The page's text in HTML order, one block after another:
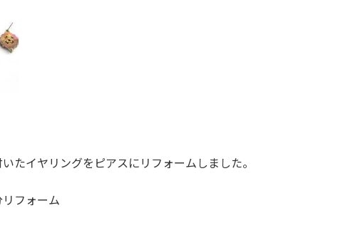
たイヤリングをピアスにリフォームしました。
フォーム